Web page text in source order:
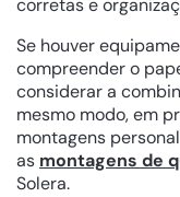
corretas e
Se houver
compreender o
considerar a
mesmo modo, em
montagens
as montagens de
Solera.